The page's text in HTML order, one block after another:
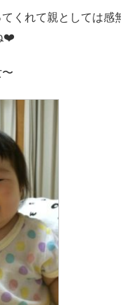
くれて親としては感
❤️